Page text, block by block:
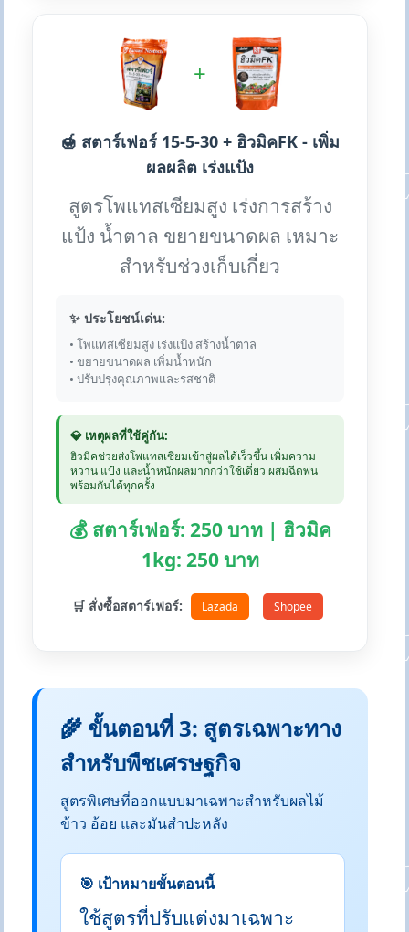
+
🍯 สตาร์เฟอร์ 15-5-30 + ฮิวมิคFK - เพิ่ม
ผลผลิต เร่งแป้ง
สูตรโพแทสเซียมสูง เร่งการสร้าง
แป้ง น้ำตาล ขยายขนาดผล เหมาะ
สำหรับช่วงเก็บเกี่ยว
✨ ประโยชน์เด่น:
• โพแทสเซียมสูง เร่งแป้ง สร้างน้ำตาล
• ขยายขนาดผล เพิ่มน้ำหนัก
• ปรับปรุงคุณภาพและรสชาติ
💎 เหตุผลที่ใช้คู่กัน:
ฮิวมิคช่วยส่งโพแทสเซียมเข้าสู่ผลได้เร็วขึ้น เพิ่มความ
หวาน แป้ง และน้ำหนักผลมากกว่าใช้เดี่ยว ผสมฉีดพ่น
พร้อมกันได้ทุกครั้ง
💰 สตาร์เฟอร์: 250 บาท | ฮิวมิค
1kg: 250 บาท
🛒 สั่งซื้อสตาร์เฟอร์: Lazada Shopee
🌾 ขั้นตอนที่ 3: สูตรเฉพาะทาง
สำหรับพืชเศรษฐกิจ
สูตรพิเศษที่ออกแบบมาเฉพาะสำหรับผลไม้
ข้าว อ้อย และมันสำปะหลัง
🎯 เป้าหมายขั้นตอนนี้
ใช้สูตรที่ปรับแต่งมาเฉพาะ